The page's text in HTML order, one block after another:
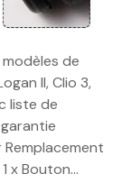
de
II, Clio 3,
liste de
x Bouton…